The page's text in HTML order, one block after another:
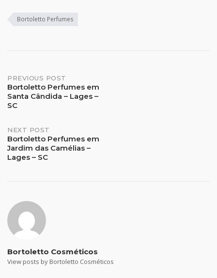
Bortoletto Perfumes
Post
navigation
PREVIOUS POST
Bortoletto Perfumes em
Santa Cândida – Lages –
SC
NEXT POST
Bortoletto Perfumes em
Jardim das Camélias –
Lages – SC
Bortoletto Cosméticos
View posts by Bortoletto Cosméticos